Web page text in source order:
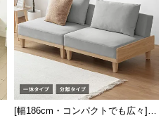
[幅186cm・コンパクトでも広々] 3